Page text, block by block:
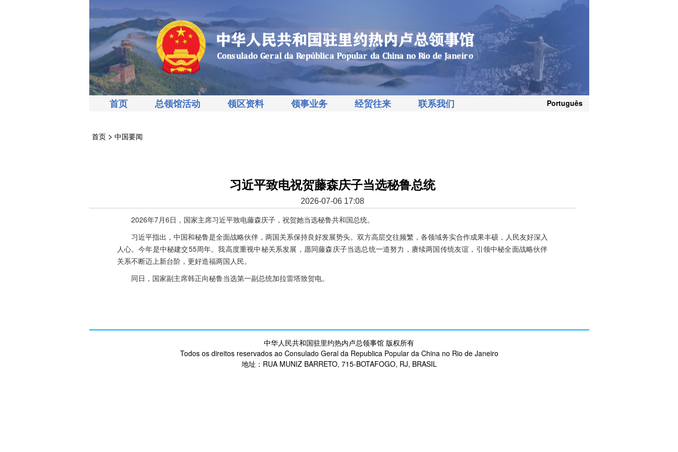
首页 总领馆活动 领区资料 领事业务 经贸往来 联系我们 Português
首页> 中国要闻
习近平致电祝贺藤森庆子当选秘鲁总统
2026-07-06 17:08
2026年7月6日，国家主席习近平致电藤森庆子，祝贺她当选秘鲁共和国总统。
习近平指出，中国和秘鲁是全面战略伙伴，两国关系保持良好发展势头。双方高层交往频繁，各领域务实合作成果丰硕，人民友好深入
人心。今年是中秘建交55周年。我高度重视中秘关系发展，愿同藤森庆子当选总统一道努力，赓续两国传统友谊，引领中秘全面战略伙伴
关系不断迈上新台阶，更好造福两国人民。
同日，国家副主席韩正向秘鲁当选第一副总统加拉雷塔致贺电。
中华人民共和国驻里约热内卢总领事馆 版权所有
Todos os direitos reservados ao Consulado Geral da Republica Popular da China no Rio de Janeiro
地址：RUA MUNIZ BARRETO, 715-BOTAFOGO, RJ, BRASIL